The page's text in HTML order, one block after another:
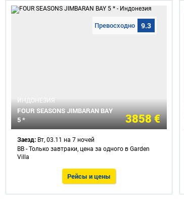
Превосходно 9.3
ИНДОНЕЗИЯ
FOUR SEASONS JIMBARAN BAY
5 *
3858 €
Заезд: Вт, 03.11 на 7 ночей
BB - Только завтраки, цена за одного в Garden
Villa
Рейсы и цены